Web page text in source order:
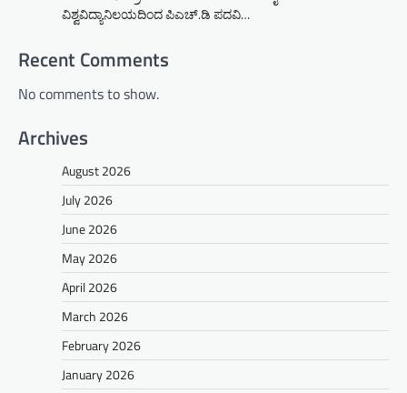
ವಿಶ್ವವಿದ್ಯಾನಿಲಯದಿಂದ ಪಿಎಚ್.ಡಿ ಪದವಿ…
Recent Comments
No comments to show.
Archives
August 2026
July 2026
June 2026
May 2026
April 2026
March 2026
February 2026
January 2026